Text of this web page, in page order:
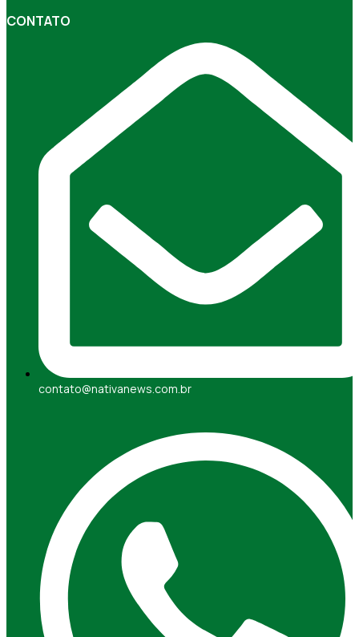
CONTATO
contato@nativanews.com.br